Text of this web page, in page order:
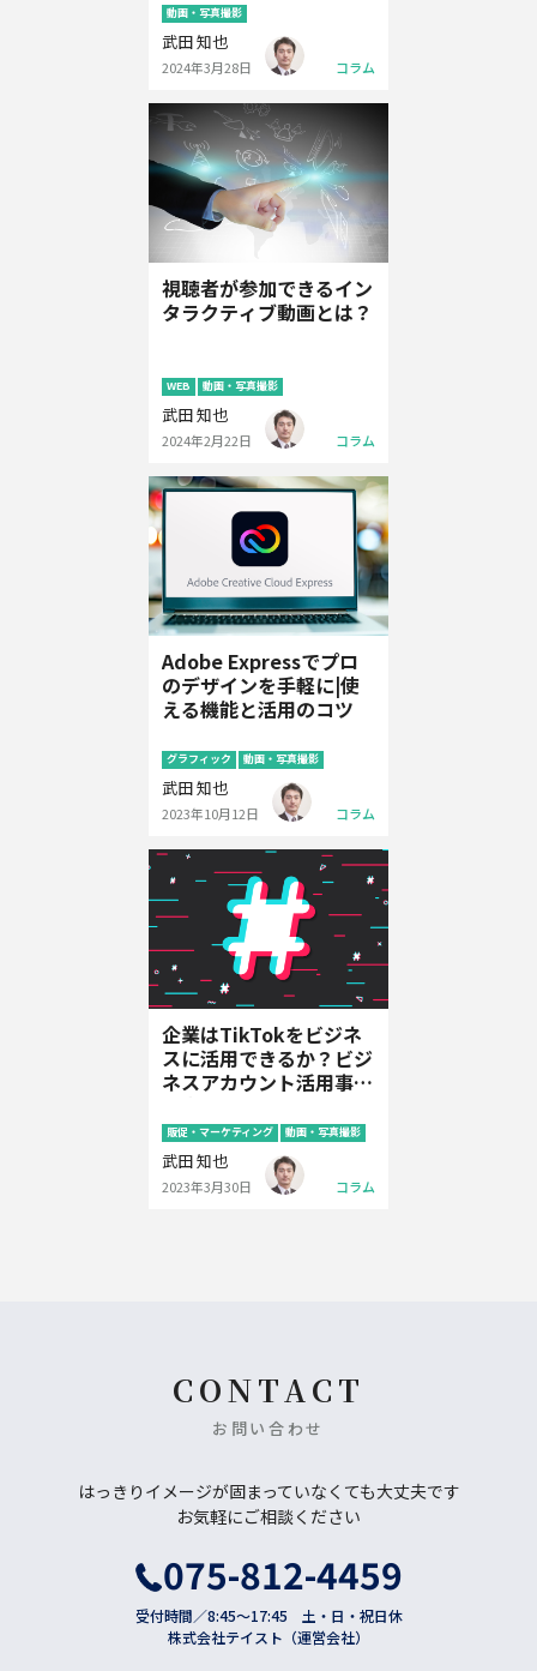
動画・写真撮影
武田 知也
2024年3月28日 コラム
視聴者が参加できるイン
タラクティブ動画とは？
WEB 動画・写真撮影
武田 知也
2024年2月22日 コラム
Adobe Expressでプロ
のデザインを手軽に|使
える機能と活用のコツ
グラフィック 動画・写真撮影
武田 知也
2023年10月12日 コラム
企業はTikTokをビジネ
スに活用できるか？ビジ
ネスアカウント活用事例
販促・マーケティング 動画・写真撮影
武田 知也
2023年3月30日 コラム
CONTACT
お問い合わせ
はっきりイメージが固まっていなくても大丈夫です
お気軽にご相談ください
075-812-4459
受付時間／8:45〜17:45 土・日・祝日休
株式会社テイスト（運営会社）